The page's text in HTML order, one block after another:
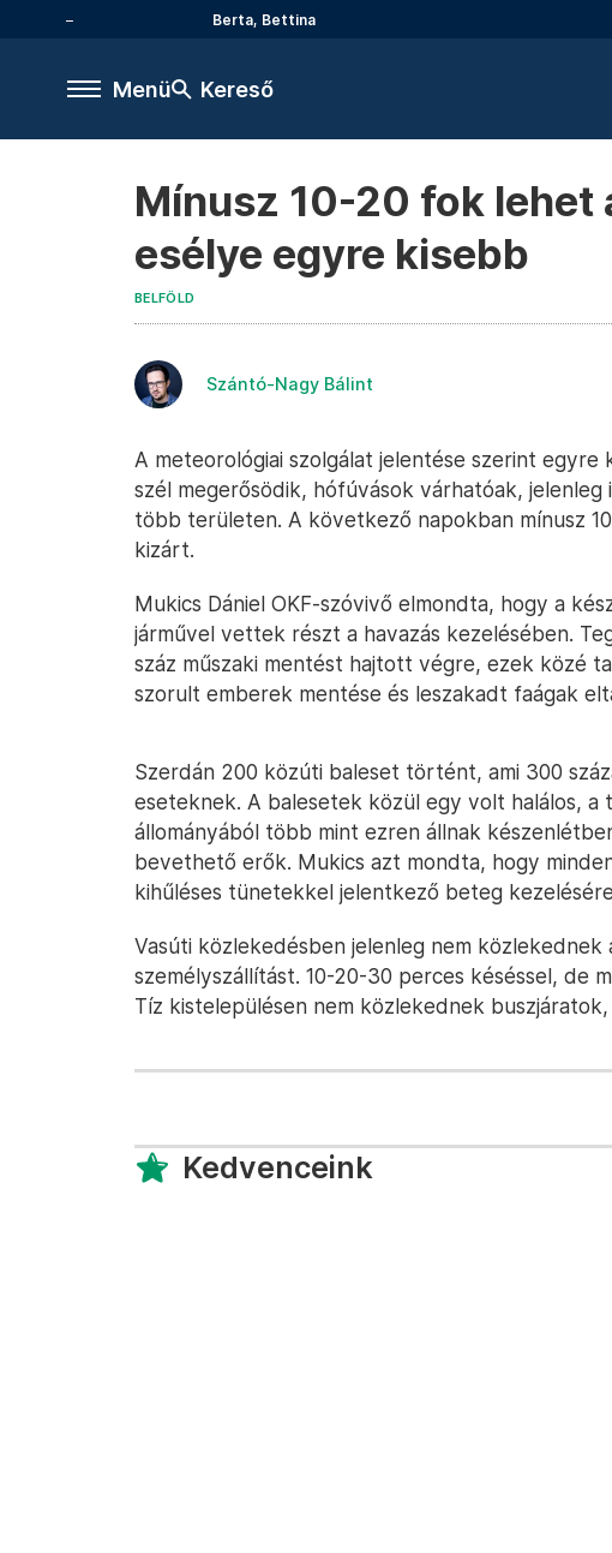
Berta, Bettina
Menü Kereső
Mínusz 10-20 fok lehet
esélye egyre kisebb
BELFÖLD
Szántó-Nagy Bálint
A meteorológiai szolgálat jelentése szerint egyre
szél megerősödik, hófúvások várhatóak,
több területen. A következő napokban mínusz
kizárt.
Mukics Dániel OKF-szóvivő elmondta, hogy a
járművel vettek részt a havazás kezelésében.
száz műszaki mentést hajtott végre, ezek közé
szorult emberek mentése és leszakadt faágak
Szerdán 200 közúti baleset történt, ami 300
eseteknek. A balesetek közül egy volt halálos, a
állományából több mint ezren állnak
bevethető erők. Mukics azt mondta, hogy
kihűléses tünetekkel jelentkező beteg
Vasúti közlekedésben jelenleg nem
személyszállítást. 10-20-30 perces késéssel, de
Tíz kistelepülésen nem közlekednek
Kedvenceink